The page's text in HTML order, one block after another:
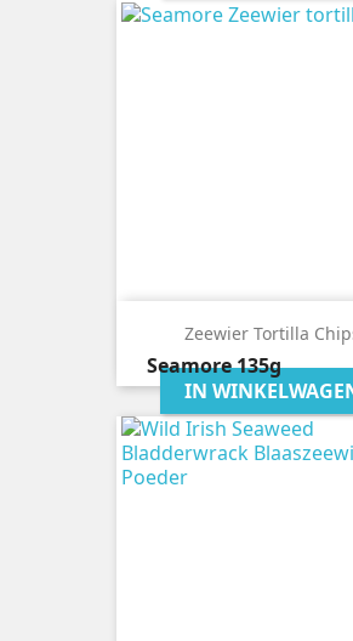
Zeewier Tortilla
Seamore135g
IN